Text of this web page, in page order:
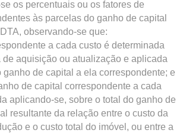
os percentuais ou os fatores de
às parcelas do ganho de capital
observando-se que:
a cada custo é determinada
de aquisição ou atualização e aplicada
ganho de capital a ela correspondente; e
de capital correspondente a cada
aplicando-se, sobre o total do ganho de
resultante da relação entre o custo da
e o custo total do imóvel, ou entre a